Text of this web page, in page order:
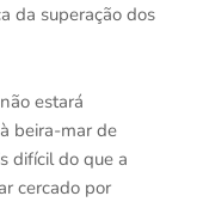
da superação dos
estará
beira-mar de
difícil do que a
cercado por